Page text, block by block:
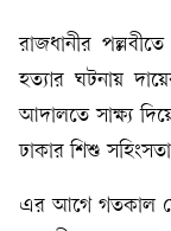
রাজধানীর
হত্যার ঘটনায়
আদালতে সাক্ষ্য
ঢাকার শিশু
এর আগে গতকাল